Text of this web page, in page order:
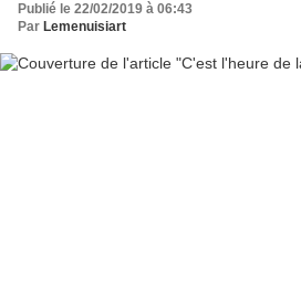
Publié le 22/02/2019 à 06:43
Par Lemenuisiart